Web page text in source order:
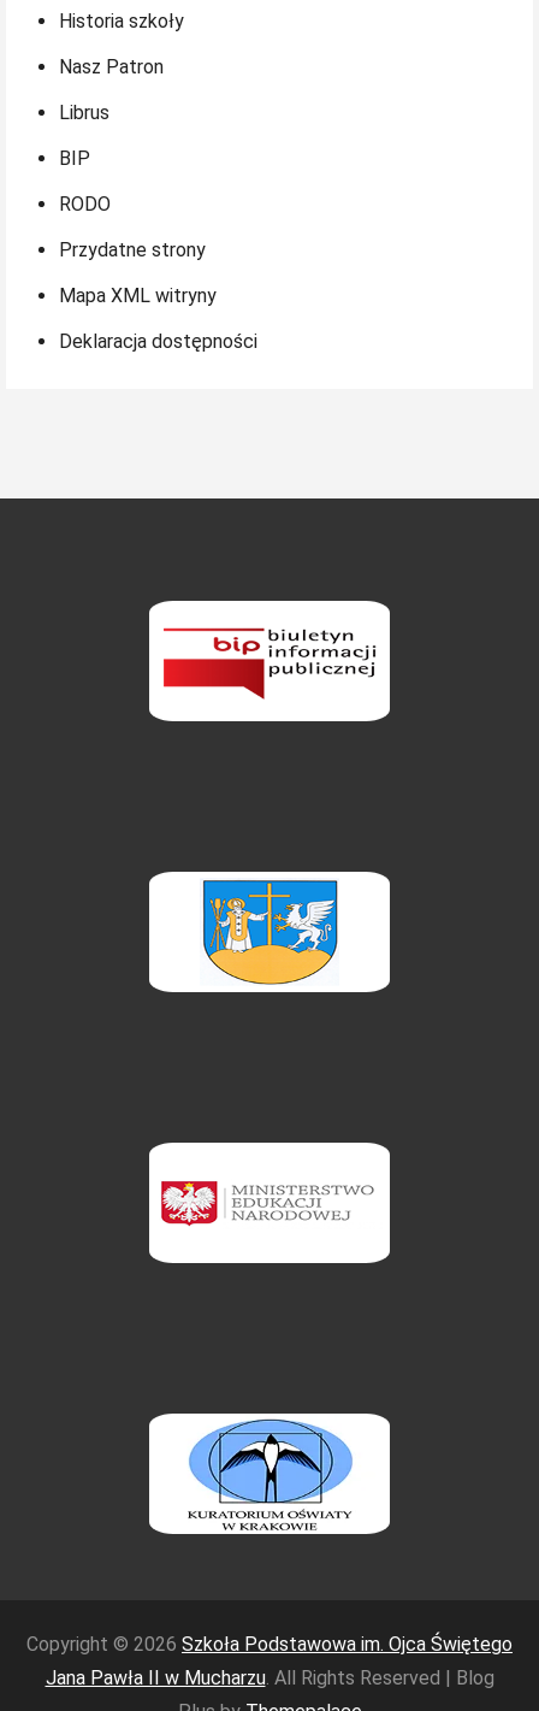
Historia szkoły
Nasz Patron
Librus
BIP
RODO
Przydatne strony
Mapa XML witryny
Deklaracja dostępności
Copyright © 2026 Szkoła Podstawowa im. Ojca Świętego
Jana Pawła II w Mucharzu. All Rights Reserved | Blog